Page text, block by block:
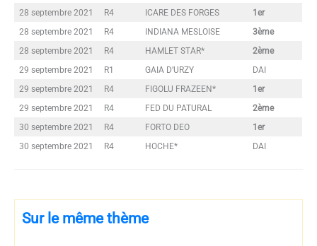
28 septembre 2021
R4 ICARE DES FORGES
1er
28 septembre 2021
R4 INDIANA MESLOISE
3ème
28 septembre 2021
R4 HAMLET STAR*
2ème
29 septembre 2021
R1 GAIA D’URZY
DAI
29 septembre 2021
R4 FIGOLU FRAZEEN*
1er
29 septembre 2021
R4 FED DU PATURAL
2ème
30 septembre 2021
R4 FORTO DEO
1er
30 septembre 2021
R4 HOCHE* DAI
Sur le même thème